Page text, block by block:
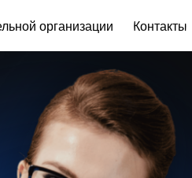
Контакты
организации